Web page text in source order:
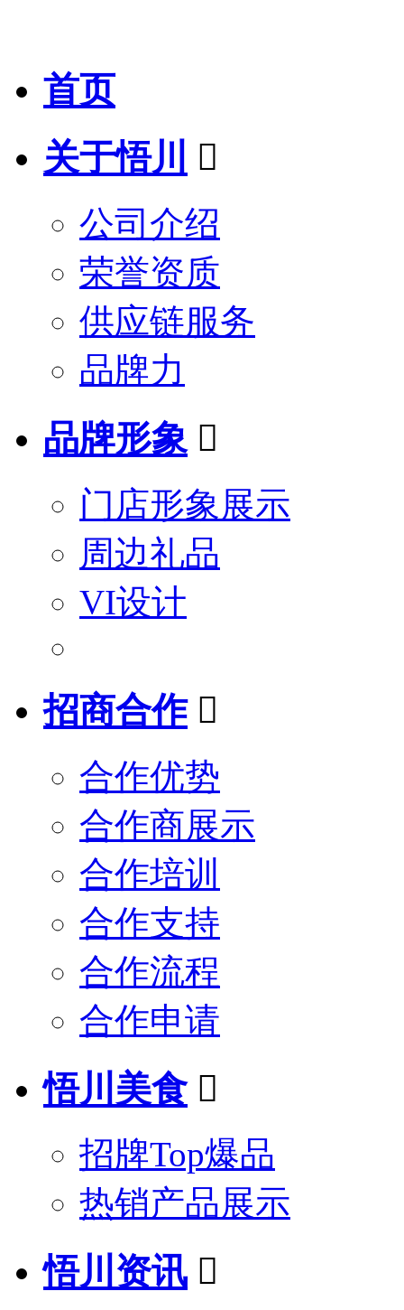
首页
关于悟川

公司介绍
荣誉资质
供应链服务
品牌力
品牌形象 
门店形象展示
周边礼品
VI设计
招商合作 
合作优势
合作商展示
合作培训
合作支持
合作流程
合作申请
悟川美食 
招牌Top爆品
热销产品展示
悟川资讯 